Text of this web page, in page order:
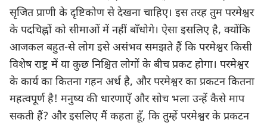
सृजित प्राणी के दृष्टिकोण से देखना चाहिए। इस तरह तुम परमेश्वर
के पदचिह्नों को सीमाओं में नहीं बाँधोगे। ऐसा इसलिए है, क्योंकि
आजकल बहुत-से लोग इसे असंभव समझते हैं कि परमेश्वर किसी
विशेष राष्ट्र में या कुछ निश्चित लोगों के बीच प्रकट होगा। परमेश्वर
के कार्य का कितना गहन अर्थ है, और परमेश्वर का प्रकटन कितना
महत्वपूर्ण है! मनुष्य की धारणाएँ और सोच भला उन्हें कैसे माप
सकती हैं? और इसलिए मैं कहता हूँ, कि तुम्हें परमेश्वर के प्रकटन